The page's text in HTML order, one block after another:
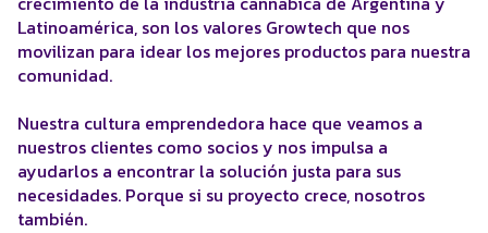
Latinoamérica, son los valores Growtech que nos
movilizan para idear los mejores productos para nuestra
comunidad.
Nuestra cultura emprendedora hace que veamos a
nuestros clientes como socios y nos impulsa a
ayudarlos a encontrar la solución justa para sus
necesidades. Porque si su proyecto crece, nosotros
también.